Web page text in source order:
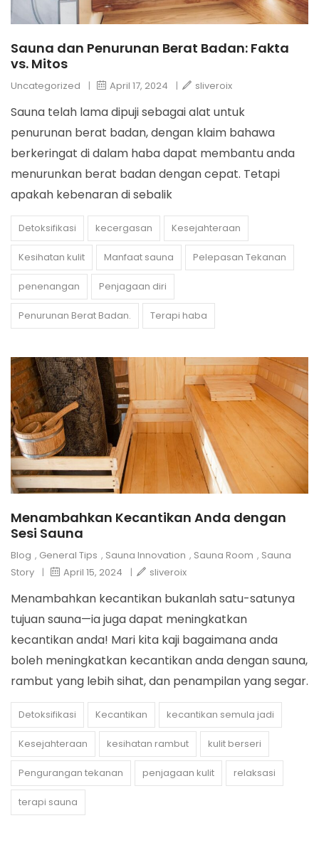
Sauna dan Penurunan Berat Badan: Fakta
vs. Mitos
Uncategorized | April 17, 2024 | sliveroix
Sauna telah lama dipuji sebagai alat untuk
penurunan berat badan, dengan klaim bahawa
berkeringat di dalam haba dapat membantu anda
menurunkan berat badan dengan cepat. Tetapi
apakah kebenaran di sebalik
Detoksifikasi kecergasan Kesejahteraan
Kesihatan kulit Manfaat sauna Pelepasan Tekanan
penenangan Penjagaan diri
Penurunan Berat Badan. Terapi haba
Menambahkan Kecantikan Anda dengan
Sesi Sauna
Blog , General Tips , Sauna Innovation , Sauna Room , Sauna
Story
| April 15, 2024 | sliveroix
Menambahkan kecantikan bukanlah satu-satunya
tujuan sauna—ia juga dapat meningkatkan
kecantikan anda! Mari kita kaji bagaimana anda
boleh meningkatkan kecantikan anda dengan sauna,
rambut yang lebih sihat, dan penampilan yang segar.
Detoksifikasi Kecantikan kecantikan semula jadi
Kesejahteraan kesihatan rambut kulit berseri
Pengurangan tekanan penjagaan kulit relaksasi
terapi sauna